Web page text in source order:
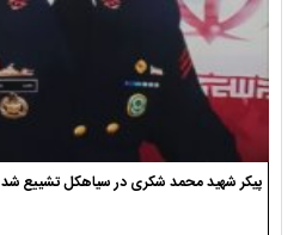
پیکر شهید محمد شکری در سیاهکل تشییع شد